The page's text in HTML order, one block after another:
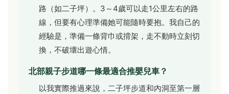
路（如二子坪）。3～4歲可以走1公里左右的路
線，但要有心理準備她可能隨時要抱。我自己的
經驗是，準備一條背巾或揹架，走不動時立刻切
換，不破壞出遊心情。
北部親子步道哪一條最適合推嬰兒車？
以我實際推過來說，二子坪步道和內洞至第一層